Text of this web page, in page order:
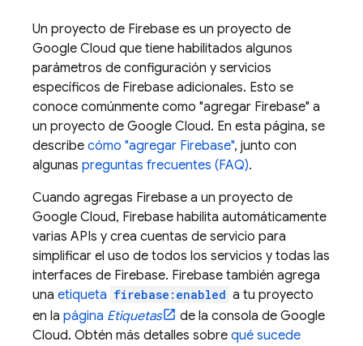
Un proyecto de Firebase es un proyecto de
Google Cloud que tiene habilitados algunos
parámetros de configuración y servicios
específicos de Firebase adicionales. Esto se
conoce comúnmente como "agregar Firebase" a
un proyecto de Google Cloud. En esta página, se
describe cómo "agregar Firebase", junto con
algunas preguntas frecuentes (FAQ).
Cuando agregas Firebase a un proyecto de
Google Cloud, Firebase habilita automáticamente
varias APIs y crea cuentas de servicio para
simplificar el uso de todos los servicios y todas las
interfaces de Firebase. Firebase también agrega
una etiqueta firebase:enabled a tu proyecto
en la página Etiquetas de la consola de Google
Cloud. Obtén más detalles sobre qué sucede